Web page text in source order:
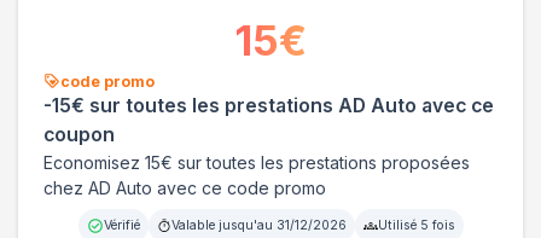
code promo
-15€ sur toutes les prestations AD Auto avec ce
coupon
Economisez 15€ sur toutes les prestations proposées
chez AD Auto avec ce code promo
Vérifié Valable jusqu'au 31/12/2026 Utilisé 5 fois
15€